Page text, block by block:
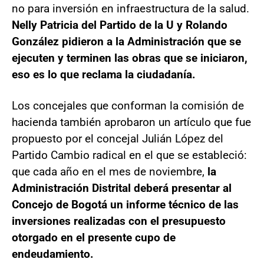
no para inversión en infraestructura de la salud.
Nelly Patricia del Partido de la U y Rolando
González pidieron a la Administración que se
ejecuten y terminen las obras que se iniciaron,
eso es lo que reclama la ciudadanía.
Los concejales que conforman la comisión de
hacienda también aprobaron un artículo que fue
propuesto por el concejal Julián López del
Partido Cambio radical en el que se estableció:
que cada año en el mes de noviembre, la
Administración Distrital deberá presentar al
Concejo de Bogotá un informe técnico de las
inversiones realizadas con el presupuesto
otorgado en el presente cupo de
endeudamiento.